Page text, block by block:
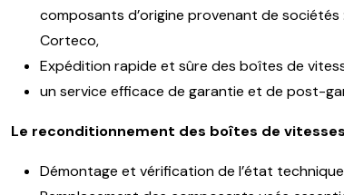
composants d’origine provenant de sociétés :
Corteco,
Expédition rapide et sûre des boîtes de
un service efficace de garantie et de post-
Le reconditionnement des boîtes de
Démontage et vérification de l’état